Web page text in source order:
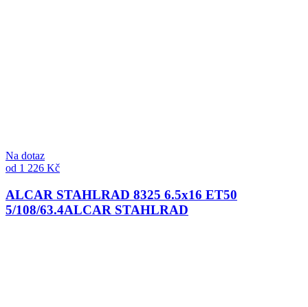
Na dotaz
od 1 226 Kč
ALCAR STAHLRAD 8325 6.5x16 ET50
5/108/63.4ALCAR STAHLRAD